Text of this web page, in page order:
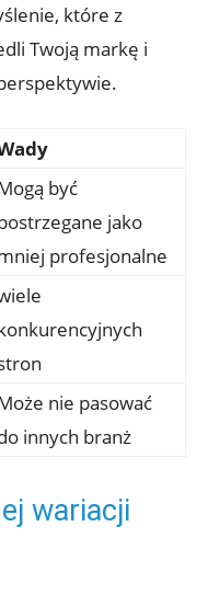
które z
Twoją markę i
być
jako
profesjonalne
nie pasować
innych branż
wariacji